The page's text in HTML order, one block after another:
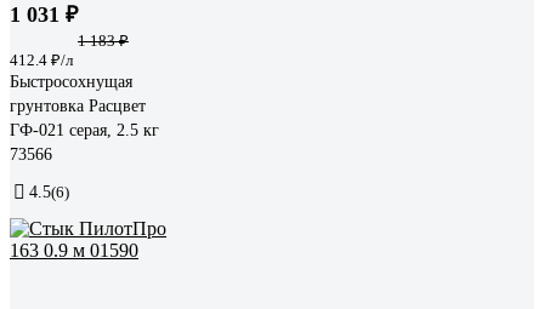
1 031 ₽
1 183 ₽
412.4 ₽/л
Быстросохнущая
грунтовка Расцвет
ГФ-021 серая, 2.5 кг
73566
4.5(6)